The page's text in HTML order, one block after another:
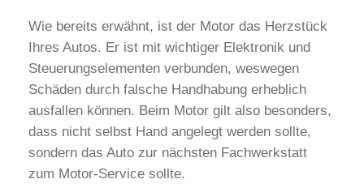
Wie bereits erwähnt, ist der Motor das Herzstück
Ihres Autos. Er ist mit wichtiger Elektronik und
Steuerungselementen verbunden, weswegen
Schäden durch falsche Handhabung erheblich
ausfallen können. Beim Motor gilt also besonders,
dass nicht selbst Hand angelegt werden sollte,
sondern das Auto zur nächsten Fachwerkstatt
zum Motor-Service sollte.